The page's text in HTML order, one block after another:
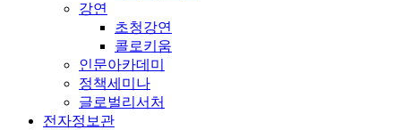
강연
초청강연
콜로키움
인문아카데미
정책세미나
글로벌리서처
전자정보관